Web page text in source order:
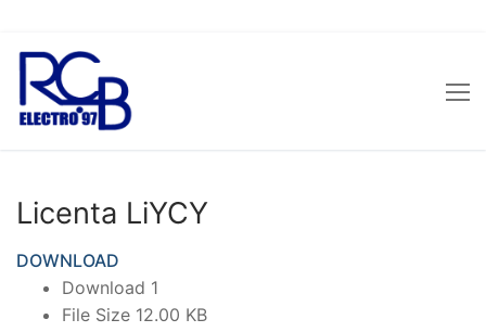
Sari
conținut
Licenta LiYCY
DOWNLOAD
Download 1
File Size 12.00 KB